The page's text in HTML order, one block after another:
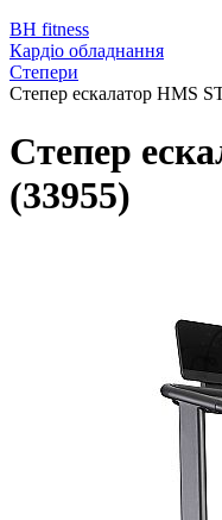
BH fitness
Кардіо обладнання
Степери
Степер ескалатор HMS
Степер
(33955)